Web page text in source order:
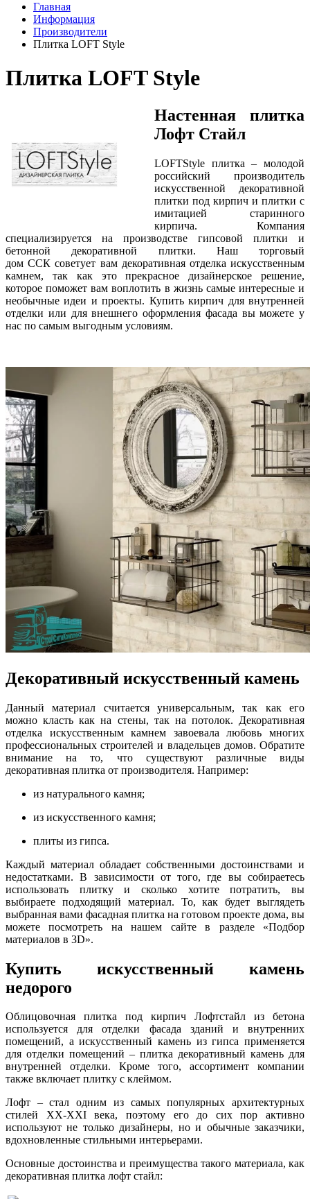
Главная
Информация
Производители
Плитка LOFT Style
Плитка LOFT Style
Настенная плитка
Лофт Стайл
LOFTStyle плитка – молодой
российский производитель
искусственной декоративной
плитки под кирпич и плитки с
имитацией старинного
кирпича. Компания
специализируется на производстве гипсовой плитки и
бетонной декоративной плитки. Наш торговый
дом ССК советует вам декоративная отделка искусственным
камнем, так как это прекрасное дизайнерское решение,
которое поможет вам воплотить в жизнь самые интересные и
необычные идеи и проекты. Купить кирпич для внутренней
отделки или для внешнего оформления фасада вы можете у
нас по самым выгодным условиям.
Декоративный искусственный камень
Данный материал считается универсальным, так как его
можно класть как на стены, так на потолок. Декоративная
отделка искусственным камнем завоевала любовь многих
профессиональных строителей и владельцев домов. Обратите
внимание на то, что существуют различные виды
декоративная плитка от производителя. Например:
из натурального камня;
из искусственного камня;
плиты из гипса.
Каждый материал обладает собственными достоинствами и
недостатками. В зависимости от того, где вы собираетесь
использовать плитку и сколько хотите потратить, вы
выбираете подходящий материал. То, как будет выглядеть
выбранная вами фасадная плитка на готовом проекте дома, вы
можете посмотреть на нашем сайте в разделе «Подбор
материалов в 3D».
Купить искусственный камень
недорого
Облицовочная плитка под кирпич Лофтстайл из бетона
используется для отделки фасада зданий и внутренних
помещений, а искусственный камень из гипса применяется
для отделки помещений – плитка декоративный камень для
внутренней отделки. Кроме того, ассортимент компании
также включает плитку с клеймом.
Лофт – стал одним из самых популярных архитектурных
стилей XX-XXI века, поэтому его до сих пор активно
используют не только дизайнеры, но и обычные заказчики,
вдохновленные стильными интерьерами.
Основные достоинства и преимущества такого материала, как
декоративная плитка лофт стайл: